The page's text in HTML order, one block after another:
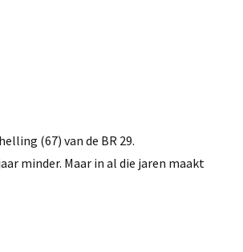
(67) van de BR 29.
minder. Maar in al die jaren maakt